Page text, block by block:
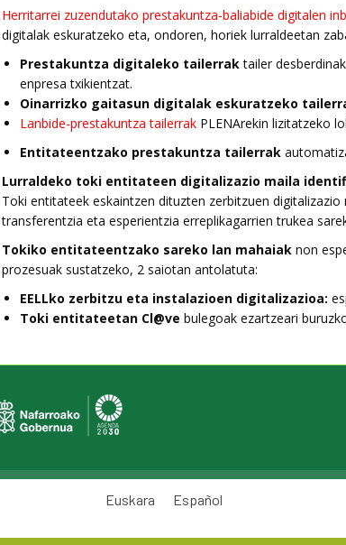
Herritarrei zuzendutako prestakuntza-baliabide digitalen
digitalak eskuratzeko eta, ondoren, horiek lurraldeetan
Prestakuntza digitaleko tailerraktailer
enpresa txikientzat.
Oinarrizko gaitasun digitalak eskuratzeko
Lanbide-prestakuntza tailerrak PLENArekin lizitatzeko
Entitateentzako prestakuntza tailerrak
Lurraldeko toki entitateen digitalizazio maila
Toki entitateek eskaintzen dituzten zerbitzuen
transferentzia eta esperientzia erreplikagarrien trukea
Tokiko entitateentzako sareko lan mahaiaknon
prozesuak sustatzeko, 2 saiotan antolatuta:
EELLko zerbitzu eta instalazioen digitalizazioa:
Toki entitateetan Cl@ve bulegoak ezartzeari
Euskara Español